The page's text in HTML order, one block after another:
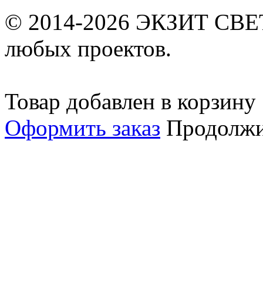
© 2014-2026 ЭКЗИТ
любых проектов.
Товар добавлен в корзину
Оформить заказ